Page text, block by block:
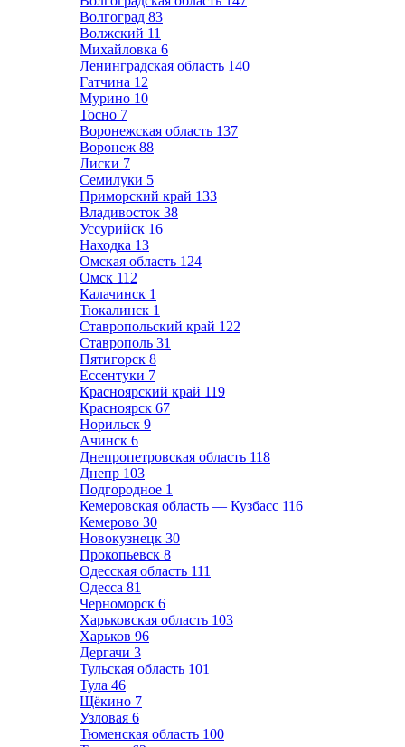
Волгоград 83
Волжский 11
Михайловка 6
Ленинградская область 140
Гатчина 12
Мурино 10
Тосно 7
Воронежская область 137
Воронеж 88
Лиски 7
Семилуки 5
Приморский край 133
Владивосток 38
Уссурийск 16
Находка 13
Омская область 124
Омск 112
Калачинск 1
Тюкалинск 1
Ставропольский край 122
Ставрополь 31
Пятигорск 8
Ессентуки 7
Красноярский край 119
Красноярск 67
Норильск 9
Ачинск 6
Днепропетровская область 118
Днепр 103
Подгородное 1
Кемеровская область — Кузбасс 116
Кемерово 30
Новокузнецк 30
Прокопьевск 8
Одесская область 111
Одесса 81
Черноморск 6
Харьковская область 103
Харьков 96
Дергачи 3
Тульская область 101
Тула 46
Щёкино 7
Узловая 6
Тюменская область 100